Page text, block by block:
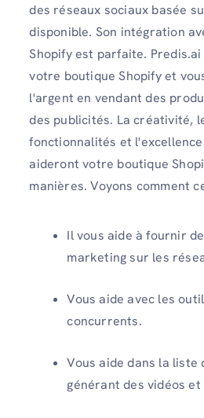
des réseaux sociaux basée
disponible. Son intégration
Shopify est parfaite.
votre boutique Shopify et
l'argent en vendant des
des publicités. La créativité,
fonctionnalités et
aideront votre boutique
manières. Voyons comment
Il vous aide à fournir
marketing sur les
Vous aide avec les
concurrents.
Vous aide dans la liste
générant des vidéos et